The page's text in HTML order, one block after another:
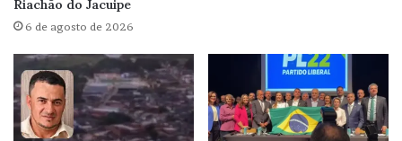
Riachão do Jacuipe
6 de agosto de 2026